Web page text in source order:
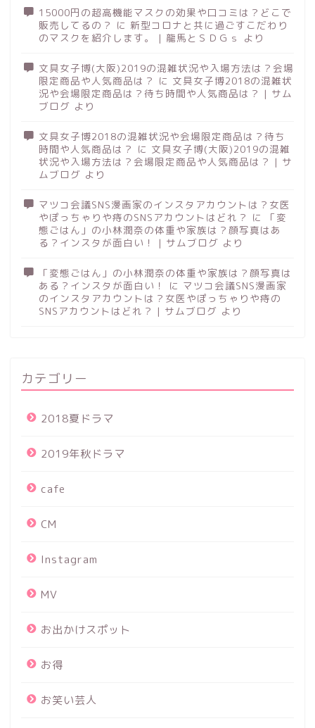
15000円の超高機能マスクの効果や口コミは？どこで
販売してるの？ に 新型コロナと共に過ごすこだわり
のマスクを紹介します。 | 龍馬とＳＤＧｓ
より
文具女子博(大阪)2019の混雑状況や入場方法は？会場
限定商品や人気商品は？ に 文具女子博2018の混雑状
況や会場限定商品は？待ち時間や人気商品は？ | サム
ブログ より
文具女子博2018の混雑状況や会場限定商品は？待ち
時間や人気商品は？ に 文具女子博(大阪)2019の混雑
状況や入場方法は？会場限定商品や人気商品は？ | サ
ムブログ より
マツコ会議SNS漫画家のインスタアカウントは？女医
やぽっちゃりや痔のSNSアカウントはどれ？ に
「変
態ごはん」の小林潤奈の体重や家族は？顔写真はあ
る？インスタが面白い！ | サムブログ より
「変態ごはん」の小林潤奈の体重や家族は？顔写真は
ある？インスタが面白い！
に マツコ会議SNS漫画家
のインスタアカウントは？女医やぽっちゃりや痔の
SNSアカウントはどれ？ | サムブログ より
カテゴリー
2018夏ドラマ
2019年秋ドラマ
cafe
CM
Instagram
MV
お出かけスポット
お得
お笑い芸人